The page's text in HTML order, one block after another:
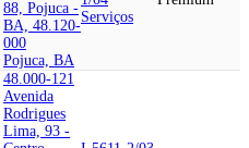
88, Pojuca -
BA, 48.120-
000
Pojuca, BA
Serviços
48.000-121
Avenida
Rodrigues
Lima, 93 -